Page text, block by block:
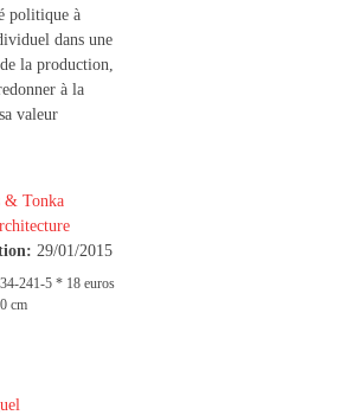
politique à
dans une
la production,
à la
valeur
& Tonka
29/01/2015
241-5 * 18 euros
cm